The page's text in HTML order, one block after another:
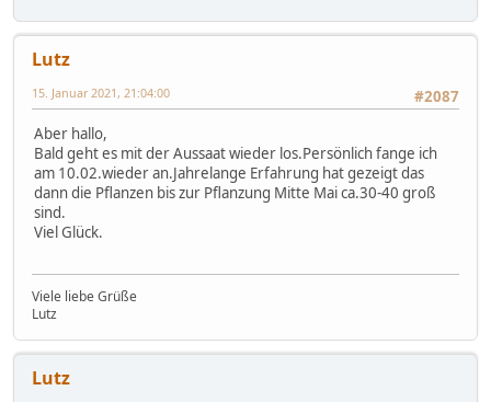
Lutz
#2087
15. Januar 2021, 21:04:00
Aber hallo,
Bald geht es mit der Aussaat wieder los.Persönlich fange ich
am 10.02.wieder an.Jahrelange Erfahrung hat gezeigt das
dann die Pflanzen bis zur Pflanzung Mitte Mai ca.30-40 groß
sind.
Viel Glück.
Viele liebe Grüße
Lutz
Lutz